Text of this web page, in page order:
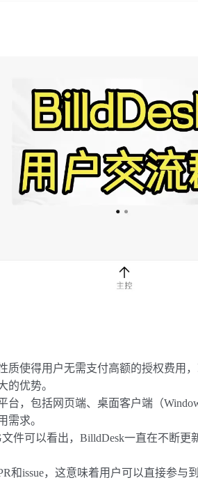
质使得用户无需支付高额的授权费用
的优势。
台，包括网页端、桌面客户端（
需求。
件可以看出，BilldDesk一直在不断更
和issue，这意味着用户可以直接参